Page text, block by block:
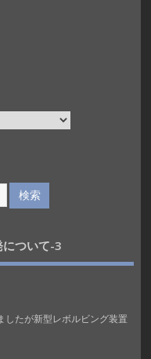
ついて-3
したが新型レボルビング装置